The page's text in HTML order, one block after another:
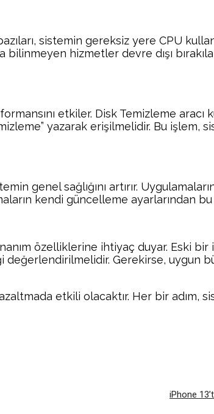
sistemin gereksiz yere CPU
hizmetler devre dışı
etkiler. Disk Temizleme aracı
yazarak erişilmelidir. Bu işlem,
genel sağlığını artırır.
kendi güncelleme ayarlarından bu
özelliklerine ihtiyaç duyar. Eski bir
Gerekirse, uygun
etkili olacaktır. Her bir adım,
iPhone